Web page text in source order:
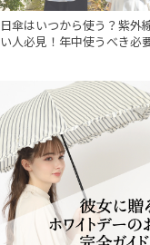
日傘はいつから使う？紫外
い人必見！年中使うべき必